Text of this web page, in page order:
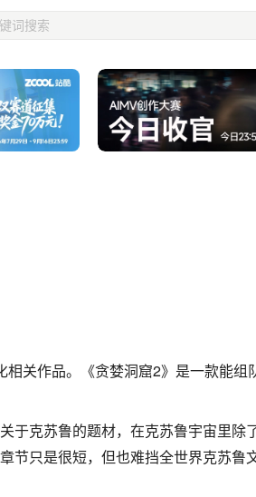
关作品。《贪婪洞窟2》是一款能
克苏鲁的题材，在克苏鲁宇宙里除
节只是很短，但也难挡全世界克苏鲁